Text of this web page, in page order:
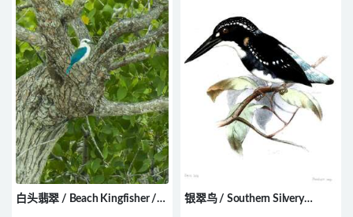
白头翡翠 / Beach Kingfisher /
银翠鸟 / Southern Silvery